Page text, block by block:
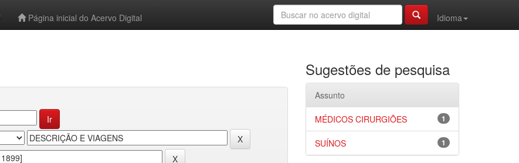
Página inicial do Acervo Digital
Idioma
Sugestões de pesquisa
Assunto
1
MÉDICOS CIRURGIÕES
1
SUÍNOS